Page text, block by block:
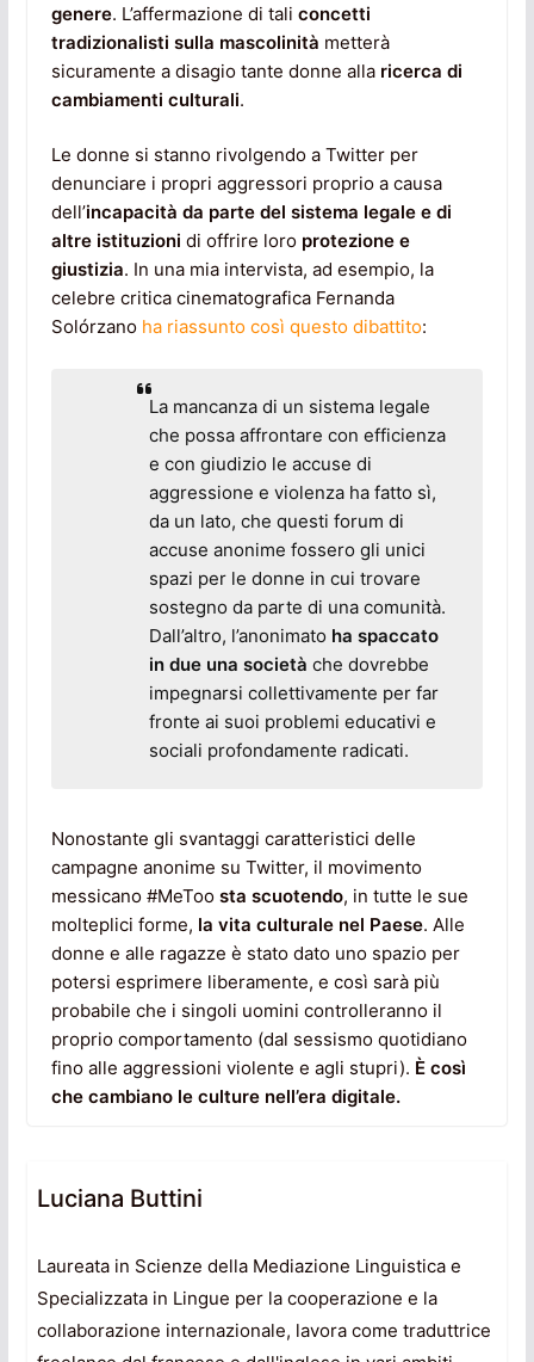
genere. L’affermazione di tali concetti
tradizionalisti sulla mascolinità metterà
sicuramente a disagio tante donne alla ricerca di
cambiamenti culturali.
Le donne si stanno rivolgendo a Twitter per
denunciare i propri aggressori proprio a causa
dell’incapacità da parte del sistema legale e di
altre istituzioni di offrire loro protezione e
giustizia. In una mia intervista, ad esempio, la
celebre critica cinematografica Fernanda
Solórzano ha riassunto così questo dibattito:
La mancanza di un sistema legale
che possa affrontare con efficienza
e con giudizio le accuse di
aggressione e violenza ha fatto sì,
da un lato, che questi forum di
accuse anonime fossero gli unici
spazi per le donne in cui trovare
sostegno da parte di una comunità.
Dall’altro, l’anonimato ha spaccato
in due una società che dovrebbe
impegnarsi collettivamente per far
fronte ai suoi problemi educativi e
sociali profondamente radicati.
Nonostante gli svantaggi caratteristici delle
campagne anonime su Twitter, il movimento
messicano #MeToo sta scuotendo, in tutte le sue
molteplici forme, la vita culturale nel Paese. Alle
donne e alle ragazze è stato dato uno spazio per
potersi esprimere liberamente, e così sarà più
probabile che i singoli uomini controlleranno il
proprio comportamento (dal sessismo quotidiano
fino alle aggressioni violente e agli stupri). È così
che cambiano le culture nell’era digitale.
Luciana Buttini
Laureata in Scienze della Mediazione Linguistica e
Specializzata in Lingue per la cooperazione e la
collaborazione internazionale, lavora come traduttrice